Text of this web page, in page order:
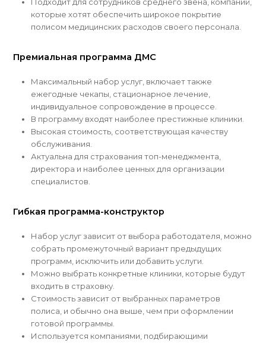
которые хотят обеспечить широкое покрытие
полисом медицинских расходов своего персонала.
Премиальная программа ДМС
Максимальный набор услуг, включает также
ежегодные чекапы, стационарное лечение,
индивидуальное сопровождение в процессе.
В программу входят наиболее престижные клиники.
Высокая стоимость, соответствующая качеству
обслуживания.
Актуальна для страхования топ-менеджмента,
директора и наиболее ценных для организации
специалистов.
Гибкая программа-конструктор
Набор услуг зависит от выбора работодателя, можно
собрать промежуточный вариант предыдущих
программ, исключить или добавить услуги.
Можно выбрать конкретные клиники, которые будут
входить в страховку.
Стоимость зависит от выбранных параметров
полиса, и обычно она выше, чем при оформлении
готовой программы.
Используется компаниями, подбирающими